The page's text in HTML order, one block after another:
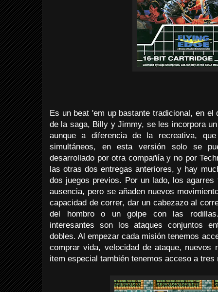
Es un beat 'em up bastante tradicional, en
de la saga, Billy y Jimmy, se les incorpora
aunque a diferencia de la recreativa,
simultáneos, en esta versión solo se
desarrollado por otra compañía y no por
las otras dos entregas anteriores, y hay
dos juegos previos. Por un lado, los
ausencia, pero se añaden nuevos
capacidad de correr, dar un cabezazo al
del hombro o un golpe con las
interesantes son los ataques conjuntos
dobles. Al empezar cada misión tenemos
comprar vida, velocidad de ataque,
item especial también tenemos acceso a tres